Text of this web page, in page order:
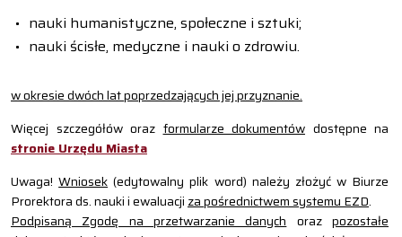
nauki humanistyczne, społeczne i sztuki;
nauki ścisłe, medyczne i nauki o zdrowiu.
w okresie dwóch lat poprzedzających jej przyznanie.
Więcej szczegółów oraz formularze dokumentów dostępne na
stronie Urzędu Miasta
Uwaga!Wniosek (edytowalny plik word) należy złożyć w Biurze
Prorektora ds. nauki i ewaluacji za pośrednictwem systemu EZD.
Podpisaną Zgodę na przetwarzanie danych orazpozostałe